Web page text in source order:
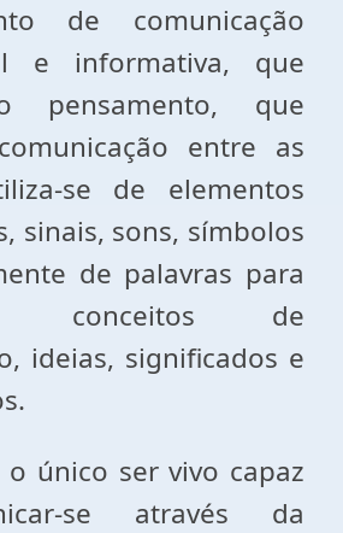
de comunicação
e informativa, que
pensamento, que
entre as
se de elementos
sinais, sons, símbolos
de palavras para
conceitos de
ideias, significados e
único ser vivo capaz
se através da